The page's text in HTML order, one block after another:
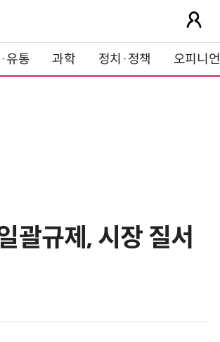
유통 과학 정치·정책 오피니언
괄규제, 시장 질서